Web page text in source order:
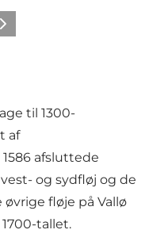
til 1300-
af
afsluttede
og sydfløj og de
fløje på Vallø
tallet.